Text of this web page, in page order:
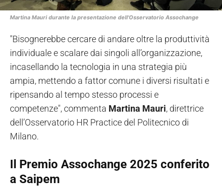
Martina Mauri durante la presentazione dell'Osservatorio Assochange
"Bisognerebbe cercare di andare oltre la produttività
individuale e scalare dai singoli all’organizzazione,
incasellando la tecnologia in una strategia più
ampia, mettendo a fattor comune i diversi risultati e
ripensando al tempo stesso processi e
competenze", commenta Martina Mauri, direttrice
dell’Osservatorio HR Practice del Politecnico di
Milano.
Il Premio Assochange 2025 conferito
a Saipem